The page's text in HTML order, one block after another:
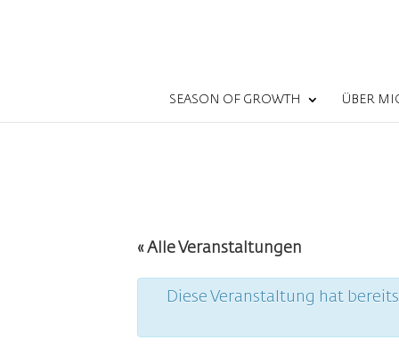
SEASON OF GROWTH ÜBER
« Alle Veranstaltungen
Diese Veranstaltung hat